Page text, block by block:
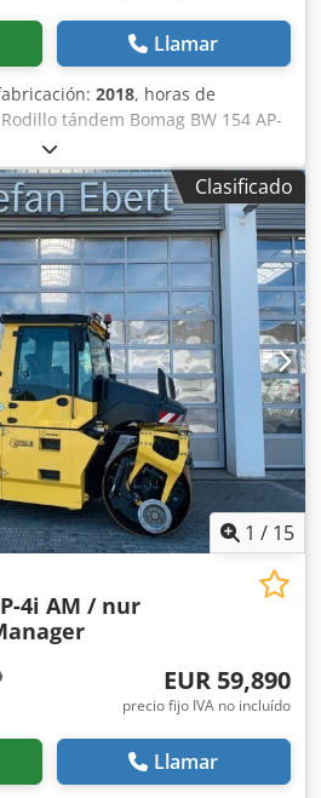
Llamar
2018, horas de
tándem Bomag BW 154 AP-
2018, horas de funcionamiento:
[55,4 kW/75 CV], Asphalt
banda de rodadura lisa, buen
inmediato. Si lo desea, le
de arrendamiento o financiación.
encantado de atenderle. Puede
en nuestra página web. ¡Salvo
Tzyspfx Agmsrf = Más
contacto con Tobias Ebert para
Clasificado
1 / 15
4i AM / nur
EUR 59,890
precio fijo IVA no incluído
Llamar